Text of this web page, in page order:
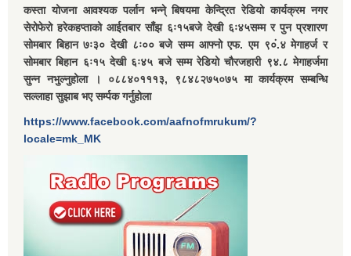
कस्ता योजना आवश्यक पर्लान भन्ने् बिषयमा केन्द्रित रेडियो कार्यक्रम नगर
सेरोफेरो हरेकहप्ताको आईतबार साँझ ६ः१५बजे देखी ६ः४५सम्म र पुन प्रशारण
सोमबार बिहान ७ः३० देखी ८ः०० बजे सम्म आफ्नो एफ. एम ९०ं.४ मेगाहर्ज र
सोमबार बिहान ६ः१५ देखी ६ः४५ बजे सम्म रेडियो चौरजहारी ९४.८ मेगाहर्जमा
सुन्न नभुल्नुहोला । ०८८४०१११३, ९८४८२७५०७५ मा कार्यक्रम सम्बन्धि
सल्लाहा सुझाब भए सर्म्पक गर्नुहोला
https://www.facebook.com/aafnofmrukum/?
locale=mk_MK